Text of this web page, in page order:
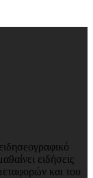
ειδήσεις
και του